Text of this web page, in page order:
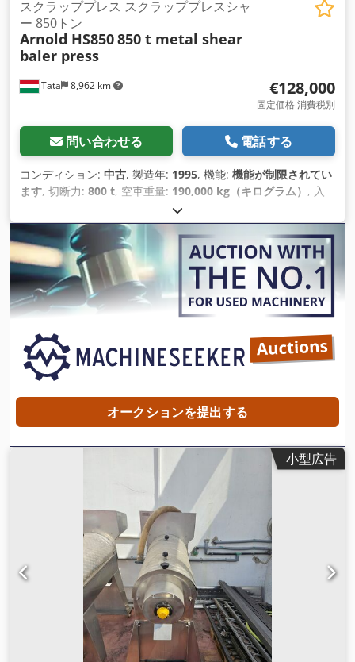
Tata 8,962 km
スクラッププレス スクラッププレスシャ
ー 850トン
Arnold HS850850 t metal shear
baler press
€128,000
固定価格 消費税別
問い合わせる 電話する
コンディション: 中古, 製造年: 1995, 機能: 機能が制限されてい
ます, 切断力: 800 t, 空車重量: 190,000 kg（キログラム） , 入
, Arnold HS850 スクラップ＆メタルプレス
現在、本機は輸送可能な状態になっています。 マスターシリン
ダー シリンダー力：850t プレス：0.08m/s ホールディングシ
リンダー シリンダー力：100t/1シリンダー フィードシリンダ
ー シリンダー力：100t カバーシリンダー シリンダー力：100t
主な寸法 全長：16175mm 全幅：5200 全高：6420mm 寸法
シザースタンド時の通路幅：800mm 天井高さ：800mm 全
ンダー：60トン 供給装置 ca: 85 ton 総重量：約170トン
Crsdpfeh T Dctjx Aqpof 必要な油量：5200リットル 本機の接
続負荷：220kw より多くの情報が必要な場合。私たちがお手伝
ください。 あなたの広告は自動的に翻訳されました。翻訳エラ
ーが発生する可能性があります。
オークションを提出する
小型広告